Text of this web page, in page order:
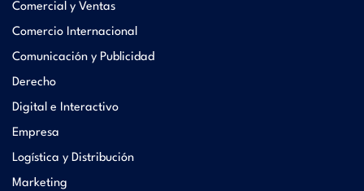
Comercial y Ventas
Comercio Internacional
Comunicación y Publicidad
Derecho
Digital e Interactivo
Empresa
Logística y Distribución
Marketing